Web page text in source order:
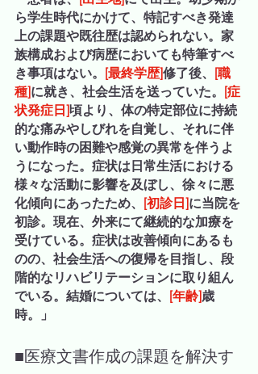
ら学生時代にかけて、特記すべき発達
上の課題や既往歴は認められない。家
族構成および病歴においても特筆すべ
き事項はない。 [最終学歴]修了後、 [職
種]に就き、社会生活を送っていた。 [症
状発症日]頃より、体の特定部位に持続
的な痛みやしびれを自覚し、それに伴
い動作時の困難や感覚の異常を伴うよ
うになった。症状は日常生活における
様々な活動に影響を及ぼし、徐々に悪
化傾向にあったため、 [初診日]に当院を
初診。現在、外来にて継続的な加療を
受けている。症状は改善傾向にあるも
のの、社会生活への復帰を目指し、段
階的なリハビリテーションに取り組ん
でいる。結婚については、 [年齢]歳
時。」
■医療文書作成の課題を解決す